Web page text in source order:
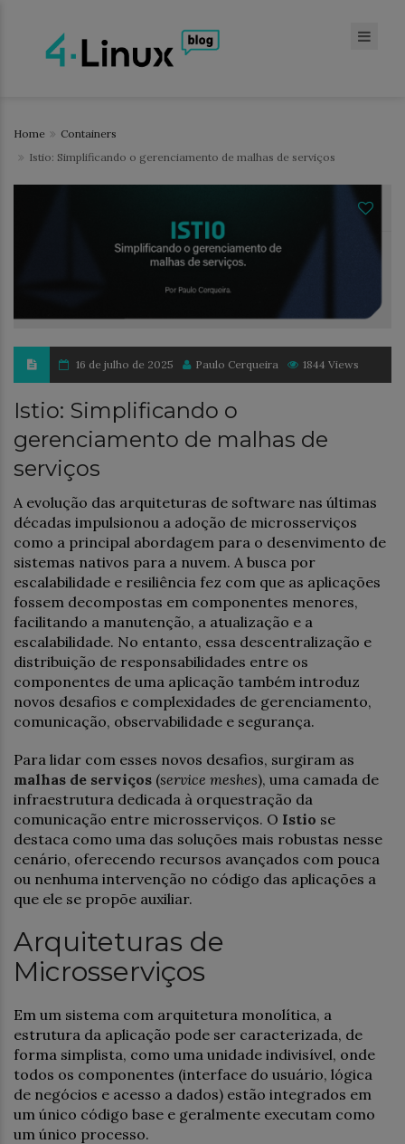
Home
Containers
Istio: Simplificando o gerenciamento de malhas de serviços
16 de julho de 2025 Paulo Cerqueira 1844 Views
Istio: Simplificando o
gerenciamento de malhas de
serviços
A evolução das arquiteturas de software nas últimas
décadas impulsionou a adoção de microsserviços
como a principal abordagem para o desenvimento de
sistemas nativos para a nuvem. A busca por
escalabilidade e resiliência fez com que as aplicações
fossem decompostas em componentes menores,
facilitando a manutenção, a atualização e a
escalabilidade. No entanto, essa descentralização e
distribuição de responsabilidades entre os
componentes de uma aplicação também introduz
novos desafios e complexidades de gerenciamento,
comunicação, observabilidade e segurança.
Para lidar com esses novos desafios, surgiram as
malhas de serviços (service meshes), uma camada de
infraestrutura dedicada à orquestração da
comunicação entre microsserviços. O Istio se
destaca como uma das soluções mais robustas nesse
cenário, oferecendo recursos avançados com pouca
ou nenhuma intervenção no código das aplicações a
que ele se propõe auxiliar.
Arquiteturas de
Microsserviços
Em um sistema com arquitetura monolítica, a
estrutura da aplicação pode ser caracterizada, de
forma simplista, como uma unidade indivisível, onde
todos os componentes (interface do usuário, lógica
de negócios e acesso a dados) estão integrados em
um único código base e geralmente executam como
um único processo.